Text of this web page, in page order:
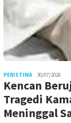
PERISTIWA 30/07/2026
Kencan
Tragedi
Meninggal